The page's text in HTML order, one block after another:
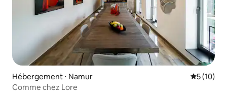
Hébergement ⋅ Namur
5 (10)
Comme chez Lore